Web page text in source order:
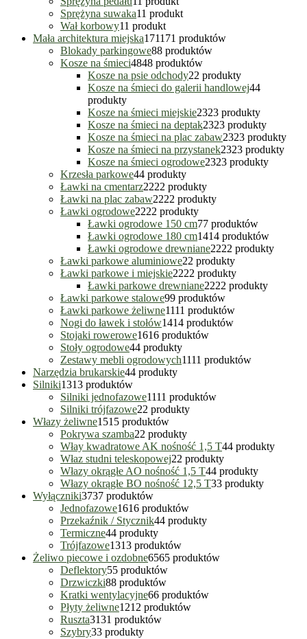
Sprężyna suwaka11 produkt
Wał korbowy11 produkt
Mała architektura miejska171171 produktów
Blokady parkingowe88 produktów
Kosze na śmieci4848 produktów
Kosze na psie odchody22 produkty
Kosze na śmieci do galerii handlowej44
produkty
Kosze na śmieci miejskie2323 produkty
Kosze na śmieci na deptak2323 produkty
Kosze na śmieci na plac zabaw2323 produkty
Kosze na śmieci na przystanek2323 produkty
Kosze na śmieci ogrodowe2323 produkty
Krzesła parkowe44 produkty
Ławki na cmentarz2222 produkty
Ławki na plac zabaw2222 produkty
Ławki ogrodowe2222 produkty
Ławki ogrodowe 150 cm77 produktów
Ławki ogrodowe 180 cm1414 produktów
Ławki ogrodowe drewniane2222 produkty
Ławki parkowe aluminiowe22 produkty
Ławki parkowe i miejskie2222 produkty
Ławki parkowe drewniane2222 produkty
Ławki parkowe stalowe99 produktów
Ławki parkowe żeliwne1111 produktów
Nogi do ławek i stołów1414 produktów
Stojaki rowerowe1616 produktów
Stoły ogrodowe44 produkty
Zestawy mebli ogrodowych1111 produktów
Narzędzia brukarskie44 produkty
Silniki1313 produktów
Silniki jednofazowe1111 produktów
Silniki trójfazowe22 produkty
Włazy żeliwne1515 produktów
Pokrywa szamba22 produkty
Włay kwadratowe AK nośność 1,5 T44 produkty
Właz studni teleskopowej22 produkty
Włazy okrągłe AO nośność 1,5 T44 produkty
Włazy okrągłe BO nośność 12,5 T33 produkty
Wyłączniki3737 produktów
Jednofazowe1616 produktów
Przekaźnik / Stycznik44 produkty
Termiczne44 produkty
Trójfazowe1313 produktów
Żeliwo piecowe i ozdobne6565 produktów
Deflektory55 produktów
Drzwiczki88 produktów
Kratki wentylacyjne66 produktów
Płyty żeliwne1212 produktów
Ruszta3131 produktów
Szybry33 produkty